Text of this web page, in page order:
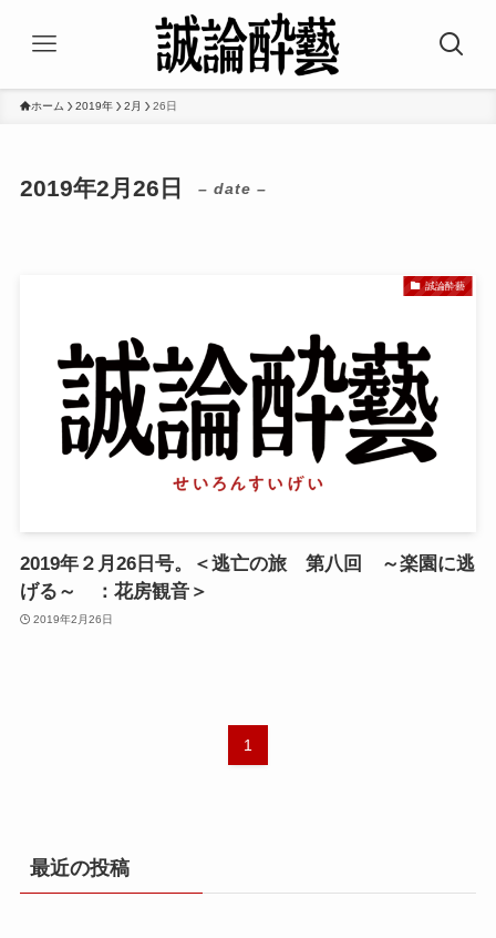
ホーム 2019年 2月 26日
2019年2月26日 – date –
誠論酔藝
2019年２月26日号。＜逃亡の旅 第八回 ～楽園に逃
げる～ ：花房観音＞
2019年2月26日
1
最近の投稿